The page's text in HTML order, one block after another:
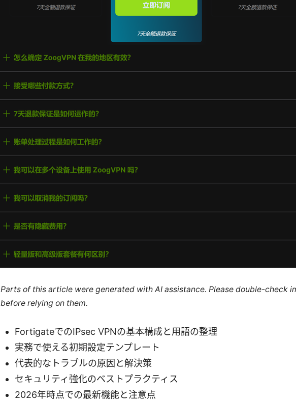
Parts of this article were generated with AI assistance. Please double-check
before relying on them.
FortigateでのIPsec VPNの基本構成と用語の整理
実務で使える初期設定テンプレート
代表的なトラブルの原因と解決策
セキュリティ強化のベストプラクティス
2026年時点での最新機能と注意点